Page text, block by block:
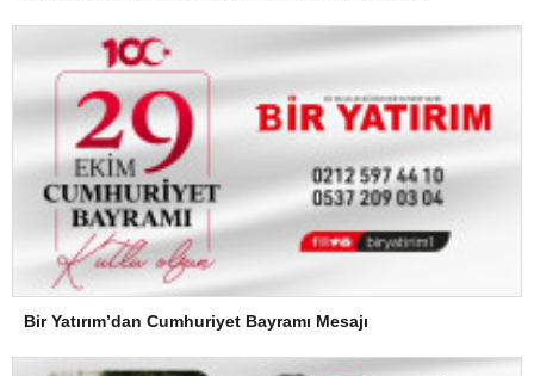
Bir Yatırım’dan Cumhuriyet Bayramı Mesajı